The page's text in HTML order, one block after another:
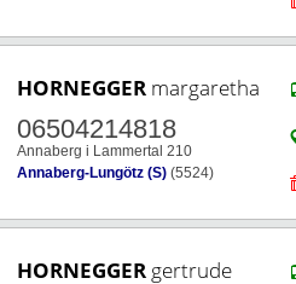
HORNEGGER margaretha
06504214818
Annaberg i Lammertal 210
Annaberg-Lungötz (S) (5524)
HORNEGGER gertrude